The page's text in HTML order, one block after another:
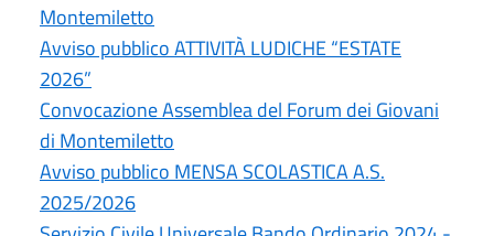
Montemiletto
Avviso pubblico ATTIVITÀ LUDICHE “ESTATE
2026”
Convocazione Assemblea del Forum dei Giovani
di Montemiletto
Avviso pubblico MENSA SCOLASTICA A.S.
2025/2026